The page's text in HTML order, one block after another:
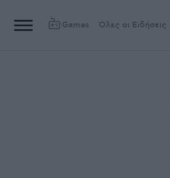
Games Όλες οι Ειδήσεις